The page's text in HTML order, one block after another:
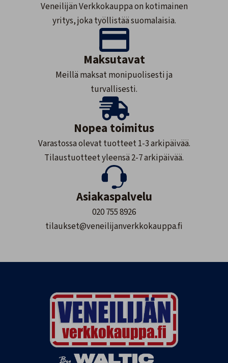
Veneilijän Verkkokauppa on kotimainen
yritys, joka työllistää suomalaisia.
Maksutavat
Meillä maksat monipuolisesti ja
turvallisesti.
Nopea toimitus
Varastossa olevat tuotteet 1-3 arkipäivää.
Tilaustuotteet yleensä 2-7 arkipäivää.
Asiakaspalvelu
020 755 8926
tilaukset@veneilijanverkkokauppa.fi